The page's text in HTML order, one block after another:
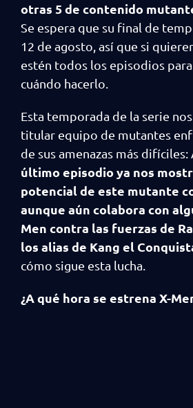
otras 5 de contenido
Se espera que su final de
12 de agosto, así que si
estén todos los episodios para
cuándo hacerlo.
Esta temporada de la serie
titular equipo de mutantes
de sus amenazas más difíciles:
último episodio ya nos
potencial de este mutante
aunque aún colabora con
Men contra las fuerzas de
los alias de Kang el
cómo sigue esta lucha.
¿A qué hora se estrena X-